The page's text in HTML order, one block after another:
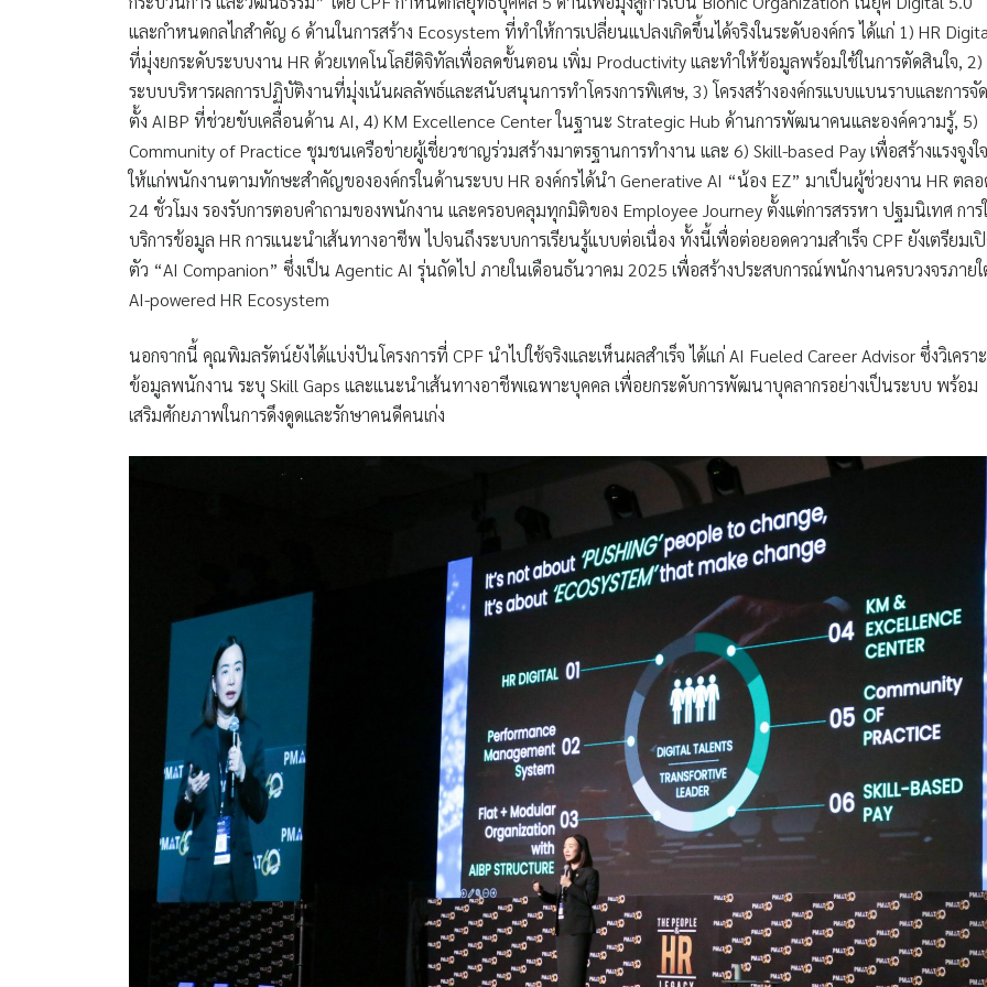
และกำหนดกลไกสำคัญ 6 ด้านในการสร้าง Ecosystem ที่ทำให้การเปลี่ยนแปลงเกิดขึ้นได้จริงในระดับองค์กร ได้แก่ 1) HR
ที่มุ่งยกระดับระบบงาน HR ด้วยเทคโนโลยีดิจิทัลเพื่อลดขั้นตอน เพิ่ม Productivity และทำให้ข้อมูลพร้อมใช้ในการตัดสินใจ, 2)
ระบบบริหารผลการปฏิบัติงานที่มุ่งเน้นผลลัพธ์และสนับสนุนการทำโครงการพิเศษ, 3) โครงสร้างองค์กรแบบแบนราบและการจัด
ตั้ง AIBP ที่ช่วยขับเคลื่อนด้าน AI, 4) KM Excellence Center ในฐานะ Strategic Hub ด้านการพัฒนาคนและองค์ความรู้, 5)
Community of Practice ชุมชนเครือข่ายผู้เชี่ยวชาญร่วมสร้างมาตรฐานการทำงาน และ 6) Skill-based Pay เพื่อสร้างแรงจูงใจ
ให้แก่พนักงานตามทักษะสำคัญขององค์กรในด้านระบบ HR องค์กรได้นำ Generative AI “น้อง EZ” มาเป็นผู้ช่วยงาน HR ตลอ
24 ชั่วโมง รองรับการตอบคำถามของพนักงาน และครอบคลุมทุกมิติของ Employee Journey ตั้งแต่การสรรหา ปฐมนิเทศ การ
บริการข้อมูล HR การแนะนำเส้นทางอาชีพ ไปจนถึงระบบการเรียนรู้แบบต่อเนื่อง ทั้งนี้เพื่อต่อยอดความสำเร็จ CPF ยังเตรียมเ
ตัว “AI Companion” ซึ่งเป็น Agentic AI รุ่นถัดไป ภายในเดือนธันวาคม 2025 เพื่อสร้างประสบการณ์พนักงานครบวงจรภาย
AI-powered HR Ecosystem
นอกจากนี้ คุณพิมลรัตน์ยังได้แบ่งปันโครงการที่ CPF นำไปใช้จริงและเห็นผลสำเร็จ ได้แก่ AI Fueled Career Advisor ซึ่งวิเครา
ข้อมูลพนักงาน ระบุ Skill Gaps และแนะนำเส้นทางอาชีพเฉพาะบุคคล เพื่อยกระดับการพัฒนาบุคลากรอย่างเป็นระบบ พร้อม
เสริมศักยภาพในการดึงดูดและรักษาคนดีคนเก่ง